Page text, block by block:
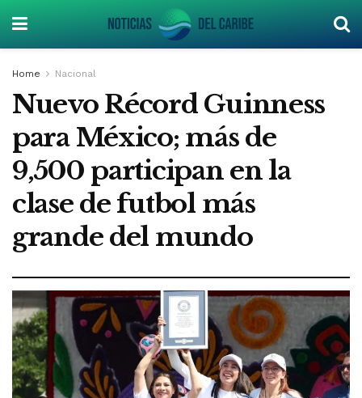
Home Nacional
Nuevo Récord Guinness
para México; más de
9,500 participan en la
clase de futbol más
grande del mundo